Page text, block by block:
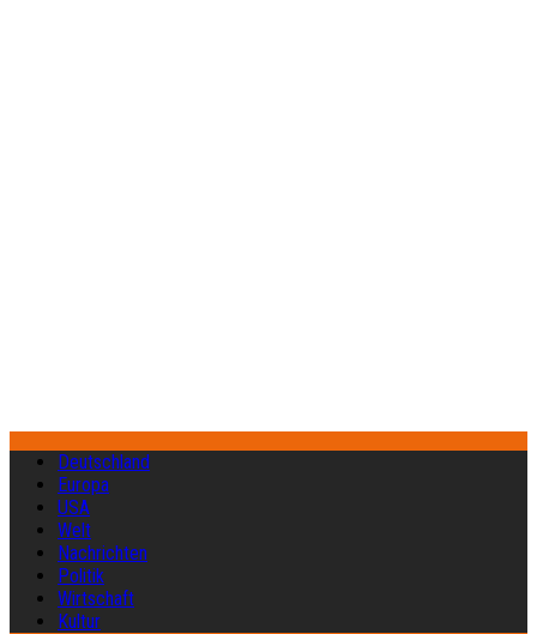
Deutschland
Europa
USA
Welt
Nachrichten
Politik
Wirtschaft
Kultur